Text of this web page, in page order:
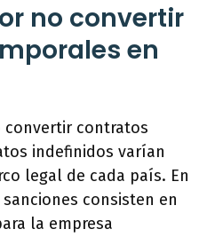
no convertir
en
convertir contratos
indefinidos varían
legal de cada país. En
consisten en
la empresa